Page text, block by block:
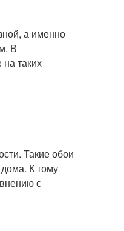
а именно
В
таких
Такие обои
К тому
с